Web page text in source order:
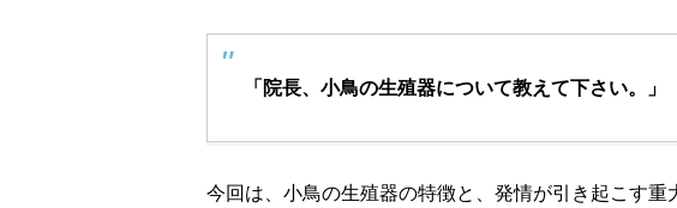
「院長、小鳥の生殖器について教えて下さい。」
今回は、小鳥の生殖器の特徴と、発情が引き起こす重